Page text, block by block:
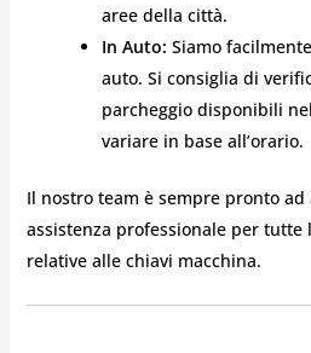
aree della città.
In Auto: Siamo
auto. Si consiglia di
parcheggio disponibili
variare in base all’orario.
Il nostro team è sempre pronto
assistenza professionale per tutte
relative alle chiavi macchina.